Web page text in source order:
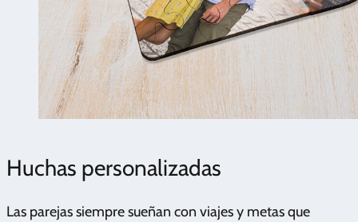
Huchas personalizadas
Las parejas siempre sueñan con viajes y metas que